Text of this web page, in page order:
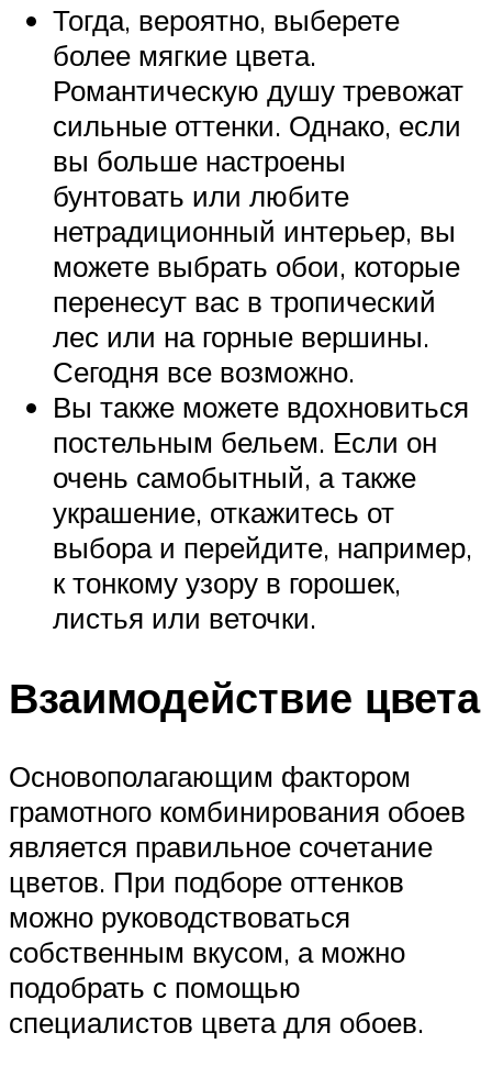
Тогда, вероятно, выберете
более мягкие цвета.
Романтическую душу тревожат
сильные оттенки. Однако, если
вы больше настроены
бунтовать или любите
нетрадиционный интерьер, вы
можете выбрать обои, которые
перенесут вас в тропический
лес или на горные вершины.
Сегодня все возможно.
Вы также можете вдохновиться
постельным бельем. Если он
очень самобытный, а также
украшение, откажитесь от
выбора и перейдите, например,
к тонкому узору в горошек,
листья или веточки.
Взаимодействие цвета
Основополагающим фактором
грамотного комбинирования обоев
является правильное сочетание
цветов. При подборе оттенков
можно руководствоваться
собственным вкусом, а можно
подобрать с помощью
специалистов цвета для обоев.